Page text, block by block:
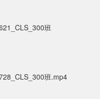
班
班.mp4